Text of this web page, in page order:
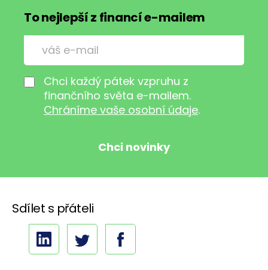
To nejlepší z financí e-mailem
Chci každý pátek vzpruhu z
finančního světa e-mailem.
Chráníme vaše osobní údaje.
Sdílet s přáteli